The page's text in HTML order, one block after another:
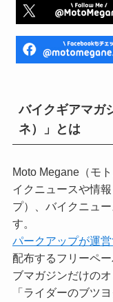
バイクギアマガ
ネ）」とは
Moto Megane（モ
イクニュースや情
プ）、バイクニュ
す。
パークアップが運
配布するフリーペ
ブマガジンだけの
「ライダーのブツ